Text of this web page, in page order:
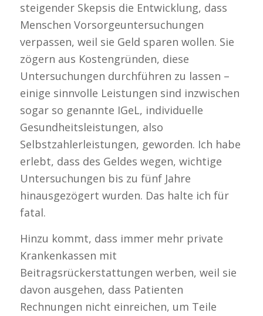
steigender Skepsis die Entwicklung, dass
Menschen Vorsorgeuntersuchungen
verpassen, weil sie Geld sparen wollen. Sie
zögern aus Kostengründen, diese
Untersuchungen durchführen zu lassen –
einige sinnvolle Leistungen sind inzwischen
sogar so genannte IGeL, individuelle
Gesundheitsleistungen, also
Selbstzahlerleistungen, geworden. Ich habe
erlebt, dass des Geldes wegen, wichtige
Untersuchungen bis zu fünf Jahre
hinausgezögert wurden. Das halte ich für
fatal.
Hinzu kommt, dass immer mehr private
Krankenkassen mit
Beitragsrückerstattungen werben, weil sie
davon ausgehen, dass Patienten
Rechnungen nicht einreichen, um Teile